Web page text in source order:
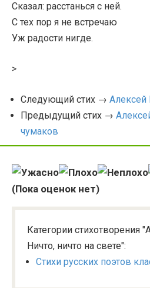
Сказал: расстанься с ней.
С тех пор я не встречаю
Уж радости нигде.
>
Следующий стих →
Предыдущий стих →
чумаков
(Пока оценок нет)
Категории стихотворения
Ничто, ничто на свете":
Стихи русских поэтов